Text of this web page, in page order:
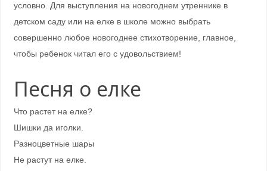
условно. Для выступления на новогоднем утреннике в
детском саду или на елке в школе можно выбрать
совершенно любое новогоднее стихотворение, главное,
чтобы ребенок читал его с удовольствием!
Песня о елке
Что растет на елке?
Шишки да иголки.
Разноцветные шары
Не растут на елке.